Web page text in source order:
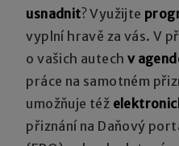
usnadnit? Využijte
vyplní hravě za vás. V
o vašich autech v
práce na samotném
umožňuje též
přiznání na Daňový